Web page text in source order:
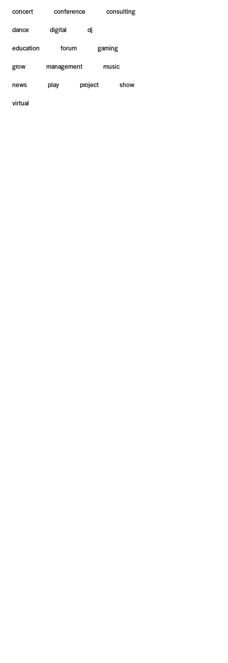
concert
conference
consulting
dance
digital
dj
education
forum
gaming
grow
management
music
news
play project
show
virtual